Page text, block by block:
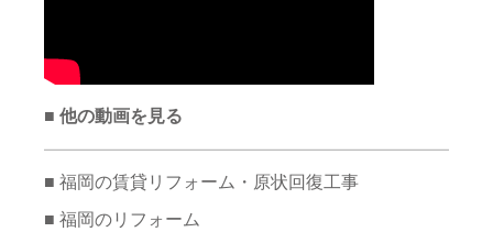
■ 他の動画を見る
■ 福岡の賃貸リフォーム・原状回復工事
■ 福岡のリフォーム